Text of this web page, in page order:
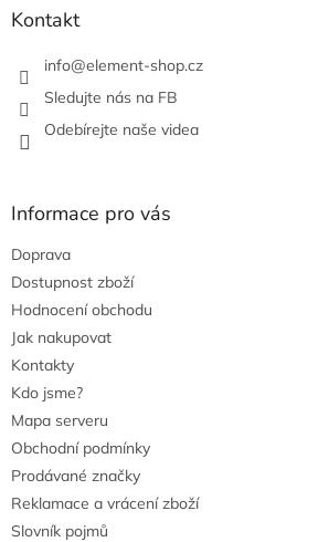
Kontakt
info@element-shop.cz
Sledujte nás na FB
Odebírejte naše videa
Informace pro vás
Doprava
Dostupnost zboží
Hodnocení obchodu
Jak nakupovat
Kontakty
Kdo jsme?
Mapa serveru
Obchodní podmínky
Prodávané značky
Reklamace a vrácení zboží
Slovník pojmů